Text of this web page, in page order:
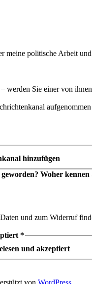
meine politische Arbeit
werden Sie einer von
hinzufügen
Woher
und zum Widerruf
*
und akzeptiert
von WordPress